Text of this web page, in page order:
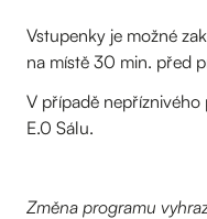
Vstupenky je možné
na místě 30 min. před
V případě
E.0 Sálu.
Změna programu